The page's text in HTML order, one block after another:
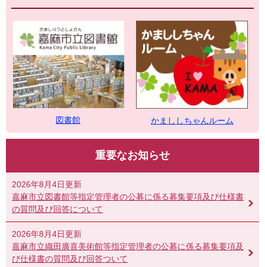
図書館 かまししちゃんルーム
重要なお知らせ
2026年8月4日更新
嘉麻市立図書館等指定管理者の公募に係る募集要項及び仕様書
の質問及び回答について
2026年8月4日更新
嘉麻市立織田廣喜美術館等指定管理者の公募に係る募集要項及
び仕様書の質問及び回答ついて